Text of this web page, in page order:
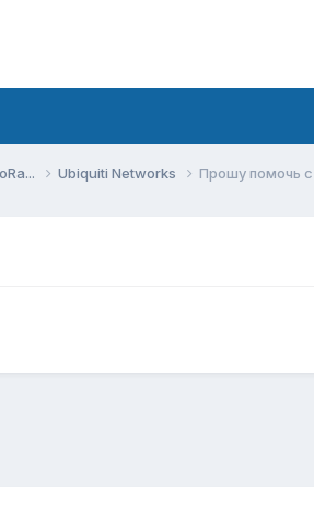
Ubiquiti Networks Прошу помочь